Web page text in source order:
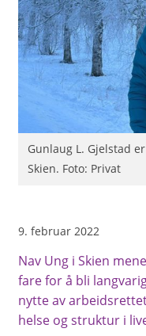
Gunlaug L. Gjelstad
Skien. Foto: Privat
9. februar 2022
Nav Ung i Skien
fare for å bli
nytte av
helse og struktur i